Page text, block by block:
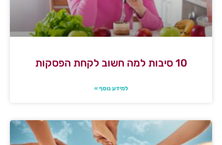
10 סיבות למה חשוב לקחת הפסקות
למידע נוסף »